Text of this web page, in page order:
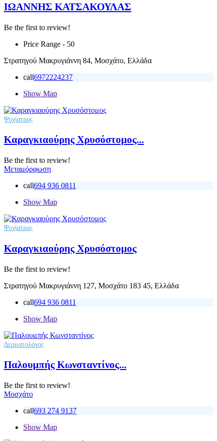
ΙΩΑΝΝΗΣ ΚΑΤΣΑΚΟΥΛΑΣ
Be the first to review!
Price Range - 50
Στρατηγού Μακρυγιάννη 84, Μοσχάτο, Ελλάδα
call6972224237
Show Map
Ψυχίατρος
Καραγκιαούρης Χρυσόστομος...
Be the first to review!
Μεταμόρφωση
call694 936 0811
Show Map
Ψυχίατρος
Καραγκιαούρης Χρυσόστομος
Be the first to review!
Στρατηγού Μακρυγιάννη 127, Μοσχάτο 183 45, Ελλάδα
call694 936 0811
Show Map
Δερματολόγος
Παλουμπής Κωνσταντίνος...
Be the first to review!
Μοσχάτο
call693 274 9137
Show Map